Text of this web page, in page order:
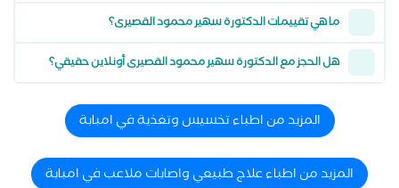
ما هي تقييمات الدكتورة سهير محمود القصيرى؟
هل الحجز مع الدكتورة سهير محمود القصيرى أونلاين حقيقي؟
المزيد من اطباء تخسيس وتغذية في امبابة
المزيد من اطباء علاج طبيعي واصابات ملاعب في امبابة